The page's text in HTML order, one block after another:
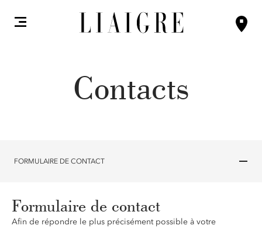
Contacts
FORMULAIRE DE CONTACT
Formulaire de contact
Afin de répondre le plus précisément possible à votre